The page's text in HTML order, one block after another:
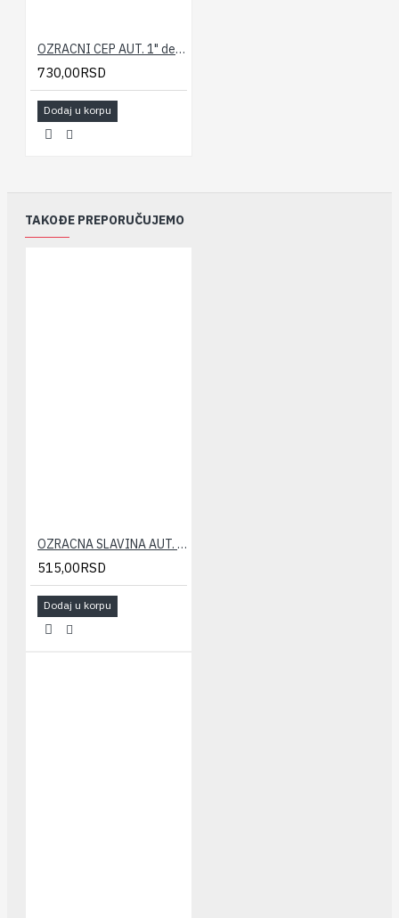
OZRACNI CEP AUT. 1" desni GIACOMINI
730,00RSD
Dodaj u korpu
TAKOĐE PREPORUČUJEMO
OZRACNA SLAVINA AUT. CALEFFI 1/2
515,00RSD
Dodaj u korpu